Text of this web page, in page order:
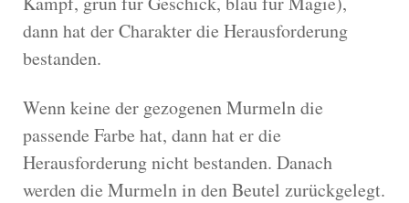
dann hat der Charakter die Herausforderung
bestanden.
Wenn keine der gezogenen Murmeln die
passende Farbe hat, dann hat er die
Herausforderung nicht bestanden. Danach
werden die Murmeln in den Beutel zurückgelegt.